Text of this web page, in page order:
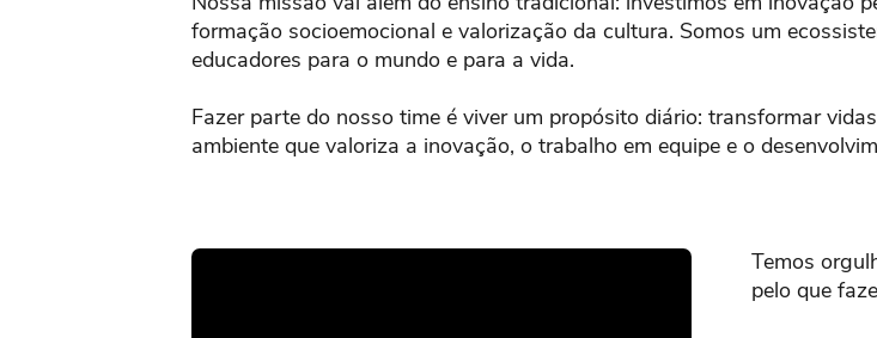
formação socioemocional e valorização da cultura. Somos um
educadores para o mundo e para a vida.
Fazer parte do nosso time é viver um propósito diário: transformar
ambiente que valoriza a inovação, o trabalho em equipe e o
Temos
pelo que